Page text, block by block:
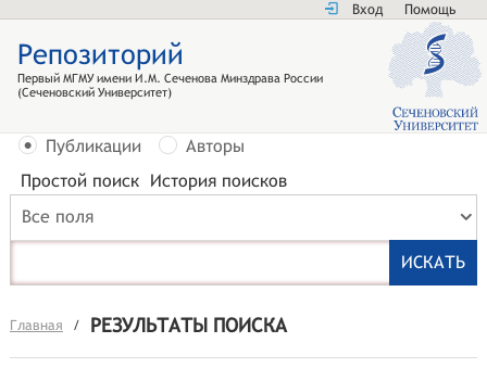
Вход Помощь
Репозиторий
Первый МГМУ имени И.М. Сеченова Минздрава России
(Сеченовский Университет)
Публикации
Авторы
Простой поиск История поисков
Все поля
Главная / РЕЗУЛЬТАТЫ ПОИСКА